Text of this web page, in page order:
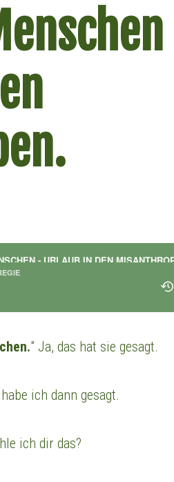
- URLAUB IN DEN
" Ja, das hat sie gesagt.
ich dann gesagt.
ich dir das?